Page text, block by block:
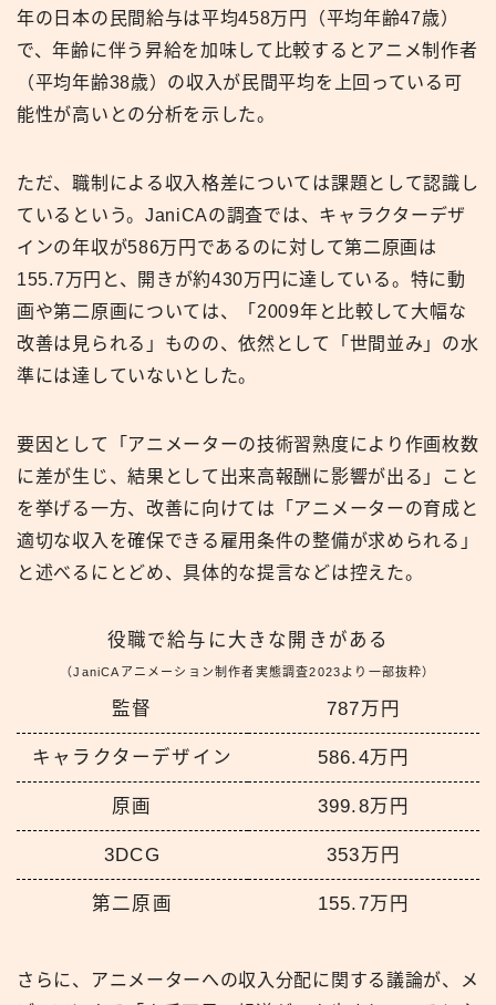
年の日本の民間給与は平均458万円（平均年齢47歳）
で、年齢に伴う昇給を加味して比較するとアニメ制作者
（平均年齢38歳）の収入が民間平均を上回っている可
能性が高いとの分析を示した。
ただ、職制による収入格差については課題として認識し
ているという。JaniCAの調査では、キャラクターデザ
インの年収が586万円であるのに対して第二原画は
155.7万円と、開きが約430万円に達している。特に動
画や第二原画については、「2009年と比較して大幅な
改善は見られる」ものの、依然として「世間並み」の水
準には達していないとした。
要因として「アニメーターの技術習熟度により作画枚数
に差が生じ、結果として出来高報酬に影響が出る」こと
を挙げる一方、改善に向けては「アニメーターの育成と
適切な収入を確保できる雇用条件の整備が求められる」
と述べるにとどめ、具体的な提言などは控えた。
役職で給与に大きな開きがある
（JaniCAアニメーション制作者実態調査2023より一部抜粋）
監督 787万円
キャラクターデザイン 586.4万円
原画 399.8万円
3DCG 353万円
第二原画 155.7万円
さらに、アニメーターへの収入分配に関する議論が、メ